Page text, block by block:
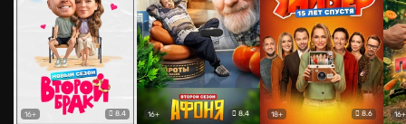
16+ 8.4 16+ 8.4 18+ 8.6 16+